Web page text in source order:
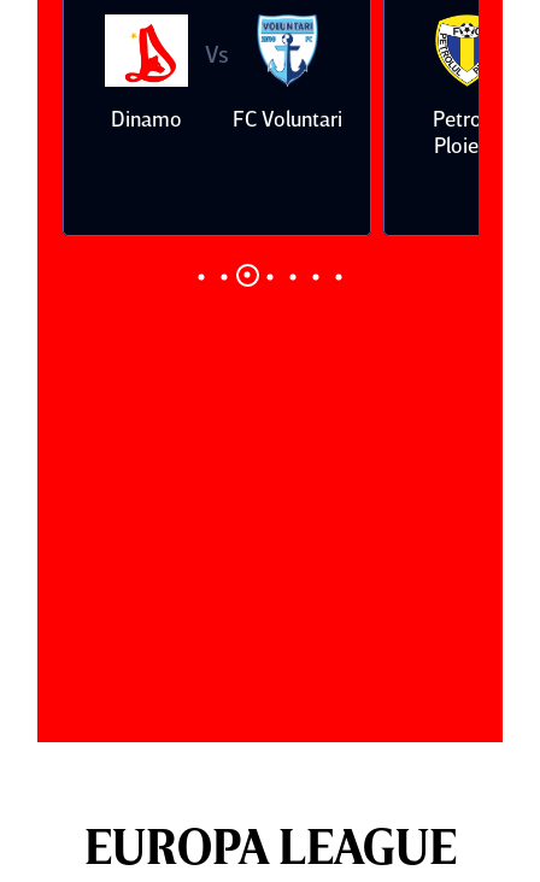
Dinamo
Vs
FC Voluntari
Petrolul
Ploieşti
EUROPA LEAGUE